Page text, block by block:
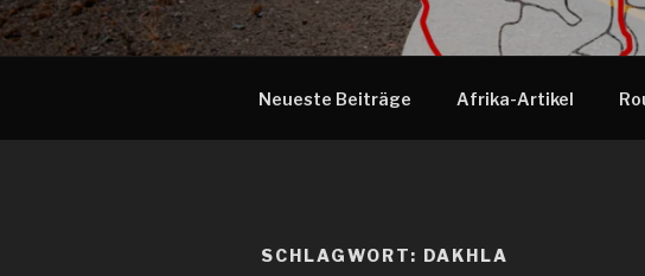
Neueste Beiträge Afrika-Artikel
SCHLAGWORT: DAKHLA